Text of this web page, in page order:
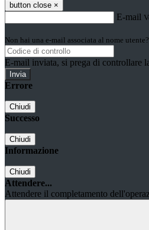
button close ×
E-mail
Non hai una e-mail associata al nome
E-mail inviata, si prega di controllare
Errore
Chiudi
Successo
Chiudi
Informazione
Chiudi
Attendere...
Attendere il completamento